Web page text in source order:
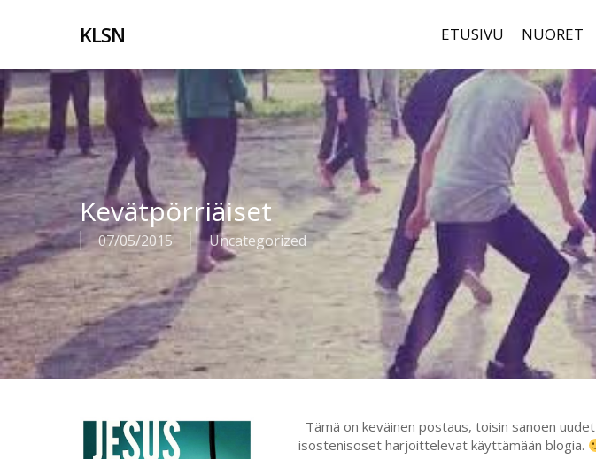
KLSN ETUSIVU NUORET
Kevätpörriäiset
07/05/2015 Uncategorized
Tämä on keväinen postaus, toisin sanoen uudet
isostenisoset harjoittelevat käyttämään blogia.